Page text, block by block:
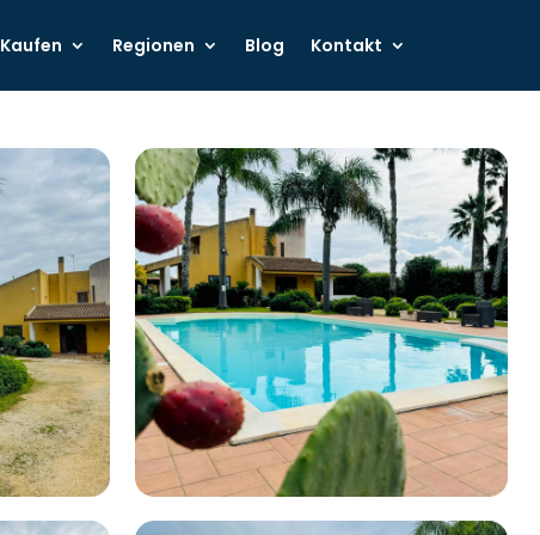
Kaufen Regionen Blog Kontakt